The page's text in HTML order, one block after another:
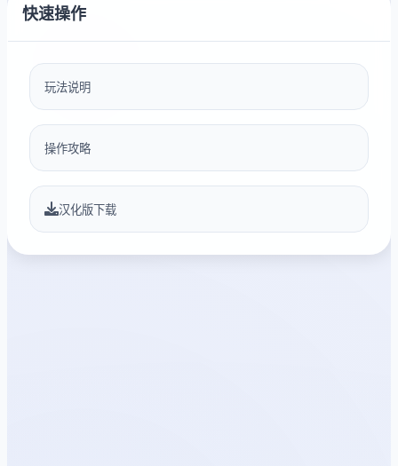
快速操作
玩法说明
操作攻略
汉化版下载